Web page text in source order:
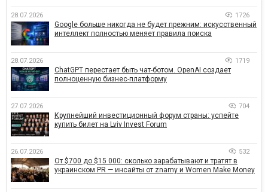
28.07.2026 1726
Google больше никогда не будет прежним: искусственный
интеллект полностью меняет правила поиска
28.07.2026 1719
ChatGPT перестает быть чат-ботом. OpenAI создает
полноценную бизнес-платформу
27.07.2026 704
Крупнейший инвестиционный форум страны: успейте
купить билет на Lviv Invest Forum
26.07.2026 532
От $700 до $15 000: сколько зарабатывают и тратят в
украинском PR — инсайты от znamy и Women Make Money